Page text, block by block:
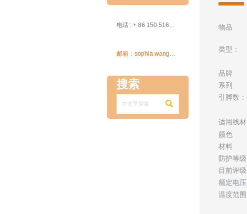
电话 : + 86 150 5162 5639

搜索

物品
类型：
品牌
系列
引脚数：
适用线材
颜色
材料
防护等级
目前评级
额定电压
温度范围